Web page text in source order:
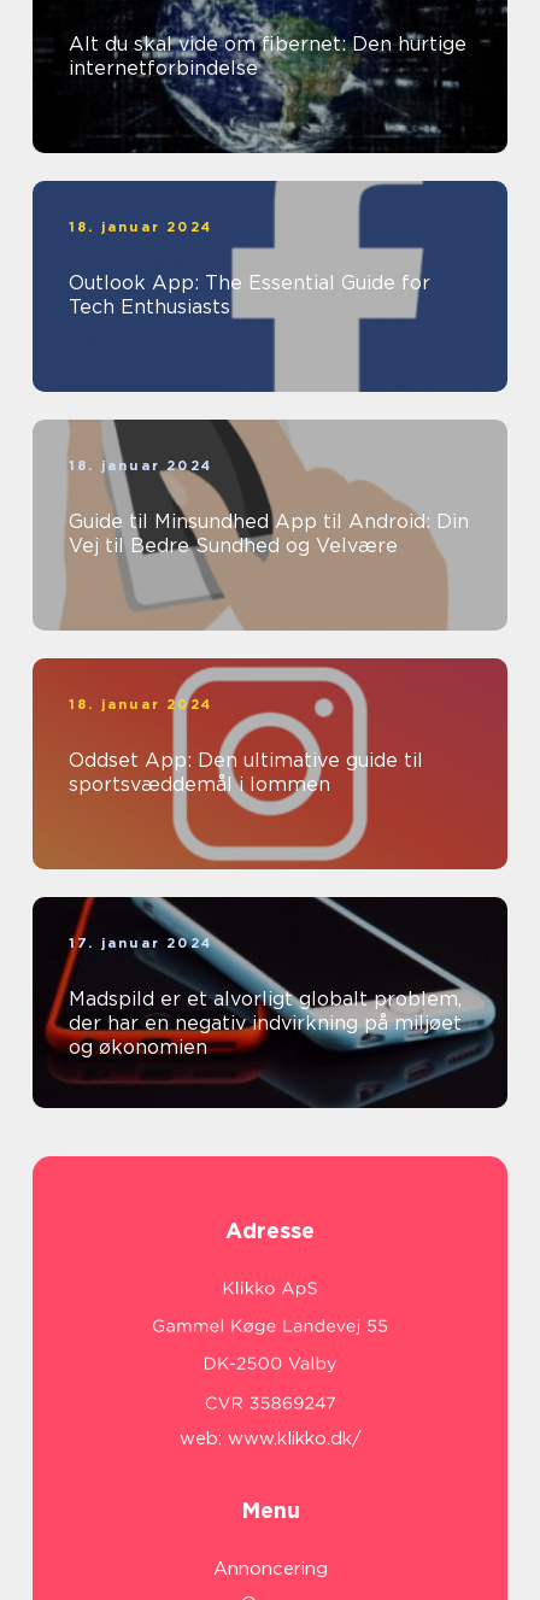
Alt du skal vide om fibernet: Den hurtige
internetforbindelse
18. januar 2024
Outlook App: The Essential Guide for
Tech Enthusiasts
18. januar 2024
Guide til Minsundhed App til Android: Din
Vej til Bedre Sundhed og Velvære
18. januar 2024
Oddset App: Den ultimative guide til
sportsvæddemål i lommen
17. januar 2024
Madspild er et alvorligt globalt problem,
der har en negativ indvirkning på miljøet
og økonomien
Adresse
web: www.klikko.dk/
Menu
Annoncering